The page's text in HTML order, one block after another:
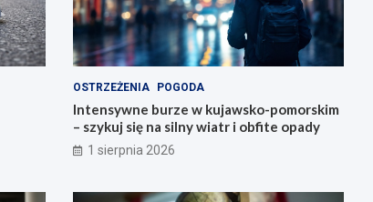
OSTRZEŻENIA POGODA
Intensywne burze w kujawsko-pomorskim
– szykuj się na silny wiatr i obfite opady
1 sierpnia 2026